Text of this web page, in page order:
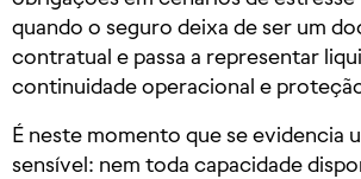
quando o seguro deixa de ser um
contratual e passa a representar
continuidade operacional e
É neste momento que se evidencia
sensível: nem toda capacidade